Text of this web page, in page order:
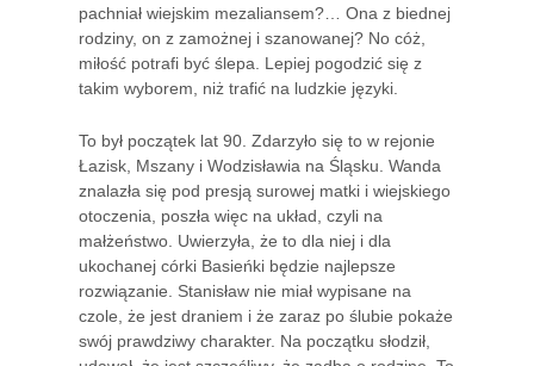
pachniał wiejskim mezaliansem?… Ona z biednej
rodziny, on z zamożnej i szanowanej? No cóż,
miłość potrafi być ślepa. Lepiej pogodzić się z
takim wyborem, niż trafić na ludzkie języki.
To był początek lat 90. Zdarzyło się to w rejonie
Łazisk, Mszany i Wodzisławia na Śląsku. Wanda
znalazła się pod presją surowej matki i wiejskiego
otoczenia, poszła więc na układ, czyli na
małżeństwo. Uwierzyła, że to dla niej i dla
ukochanej córki Basieńki będzie najlepsze
rozwiązanie. Stanisław nie miał wypisane na
czole, że jest draniem i że zaraz po ślubie pokaże
swój prawdziwy charakter. Na początku słodził,